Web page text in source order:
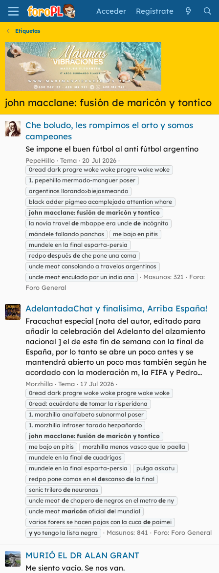
Acceder Regístrate
Etiquetas
john macclane: fusión de maricón y tontico
Che boludo, les rompimos el orto y somos
campeones
Se impone el buen fútbol al anti fútbol argentino
PepeHillo Tema 20 Jul 2026
0read dark progre woke woke progre woke woke
1. pepehillo mermado-monguer poser
argentinos llorando>biejasmeando
black adder pigmeo acomplejado attention whore
john macclane: fusión de maricón y tontico
la novia travel de mbappe era uncle de incógnito
mándele follando panchos
me bajo en pitis
mundele en la final esparta-persia
redpo después de che pone una coma
uncle meat consolando a travelos argentinos
uncle meat enculado por un indio ona
Masunos: 321
Foro:
Foro General
AdelantadaChat y finalisima, Arriba España!
Fracachat especial [nota del autor, editado para
añadir la celebración del Adelanto del alzamiento
nacional ] el de este fin de semana con la final de
España, por lo tanto se abre un poco antes y se
mantendrá abierto un poco mas también según he
acordado con la moderación m, la FIFA y Pedro...
Morzhilla Tema 17 Jul 2026
0read dark progre woke woke progre woke woke
0read: acuérdate de tomar la risperidona
1. morzhilla analfabeto subnormal poser
1. morzhilla infraser tarado hezpañordo
john macclane: fusión de maricón y tontico
me bajo en pitis
morzhilla menos vasco que la paella
mundele en la final de cuadrigas
mundele en la final esparta-persia
pulga askatu
redpo pone comas en el descanso de la final
sonic trilero de neuronas
uncle meat de chapero de negros en el metro de ny
uncle meat maricón oficial del mundial
varios forers se hacen pajas con la cuca de paimei
y yo tengo la lista negra Masunos: 841 Foro: Foro General
MURIÓ EL DR ALAN GRANT
Me siento vacío. Se nos van.